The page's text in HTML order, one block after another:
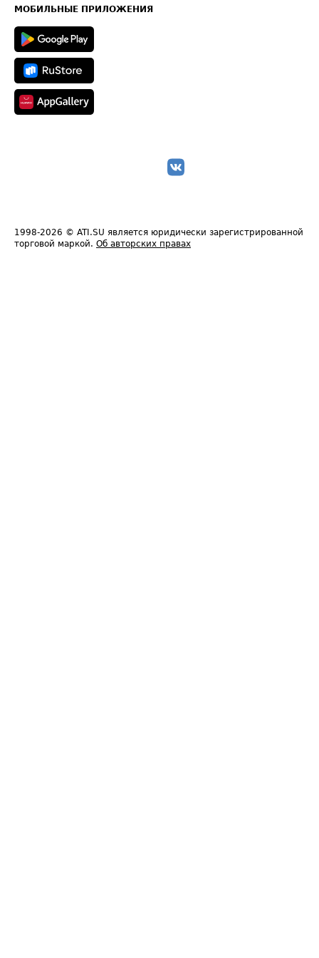
Техническая информация
МОБИЛЬНЫЕ ПРИЛОЖЕНИЯ
1998-2026 © ATI.SU является юридически зарегистрированной
торговой маркой. Об авторских правах